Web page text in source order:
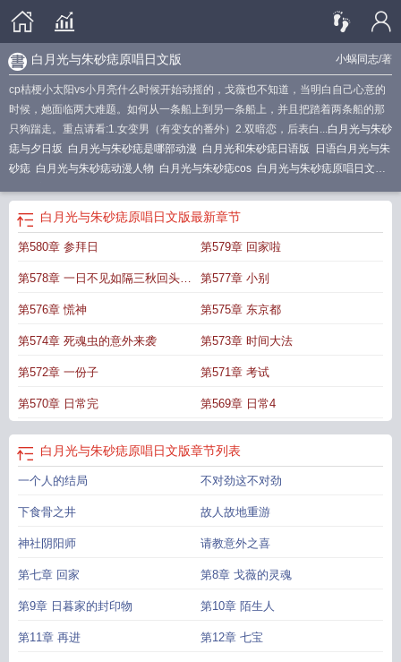
小蜗同志/著
白月光与朱砂痣原唱日文版
cp桔梗小太阳vs小月亮什么时候开始动摇的，戈薇也不知道，当明白自己心意的
时候，她面临两大难题。如何从一条船上到另一条船上，并且把踏着两条船的那
只狗踹走。重点请看:1.女变男（有变女的番外）2.双暗恋，后表白...白月光与朱砂
痣与夕日坂 白月光与朱砂痣是哪部动漫 白月光和朱砂痣日语版
日语白月光与朱
砂痣 白月光与朱砂痣动漫人物 白月光与朱砂痣cos 白月光与朱砂痣原唱日文
和朱砂痣动画
白月光与朱砂痣是七叔呢qq音乐白月光与朱砂痣日本原曲名称
月光与朱砂痣 火到日本
与朱砂痣动画片 日语版 白月光与朱砂痣白月光与朱砂痣夕日坂
是七叔唱
白月光与朱砂痣的动漫白月光和朱砂痣是什么狗
动漫白月光与朱砂痣的动画 白月光与朱砂痣日语叫什么
光与朱砂痣日语原唱白月光与朱砂痣鬼畜白月光与朱砂痣是日本歌吗
白月光与朱砂痣原唱日文版最新章节
第580章 参拜日 第579章 回家啦
第578章 一日不见如隔三秋回头一
看原来二十一秋
第577章 小别
第576章 慌神 第575章 东京都
第574章 死魂虫的意外来袭 第573章 时间大法
第572章 一份子 第571章 考试
第570章 日常完 第569章 日常4
白月光与朱砂痣原唱日文版章节列表
一个人的结局 不对劲这不对劲
下食骨之井 故人故地重游
神社阴阳师 请教意外之喜
第七章 回家 第8章 戈薇的灵魂
第9章 日暮家的封印物 第10章 陌生人
第11章 再进 第12章 七宝